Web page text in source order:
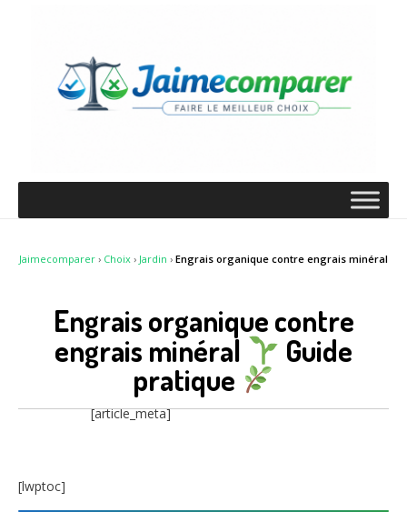
Jaimecomparer › Choix › Jardin › Engrais organique contre engrais minéral
Engrais organique contre
engrais minéral
Guide
pratique
[article_meta]
[lwptoc]